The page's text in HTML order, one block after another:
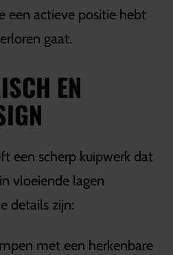
een actieve positie hebt
gaat.
EN
een scherp kuipwerk dat
vloeiende lagen
details zijn:
met een herkenbare